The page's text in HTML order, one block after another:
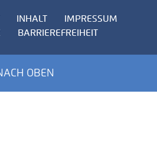
INHALT
IMPRESSUM
BARRIEREFREIHEIT
OBEN